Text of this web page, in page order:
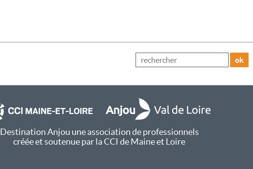
ok
Destination Anjou une association de professionnels
créée et soutenue par la CCI de Maine et Loire